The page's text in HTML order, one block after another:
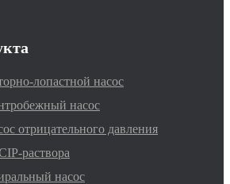
лопастной насос
насос
отрицательного давления
раствора
насос